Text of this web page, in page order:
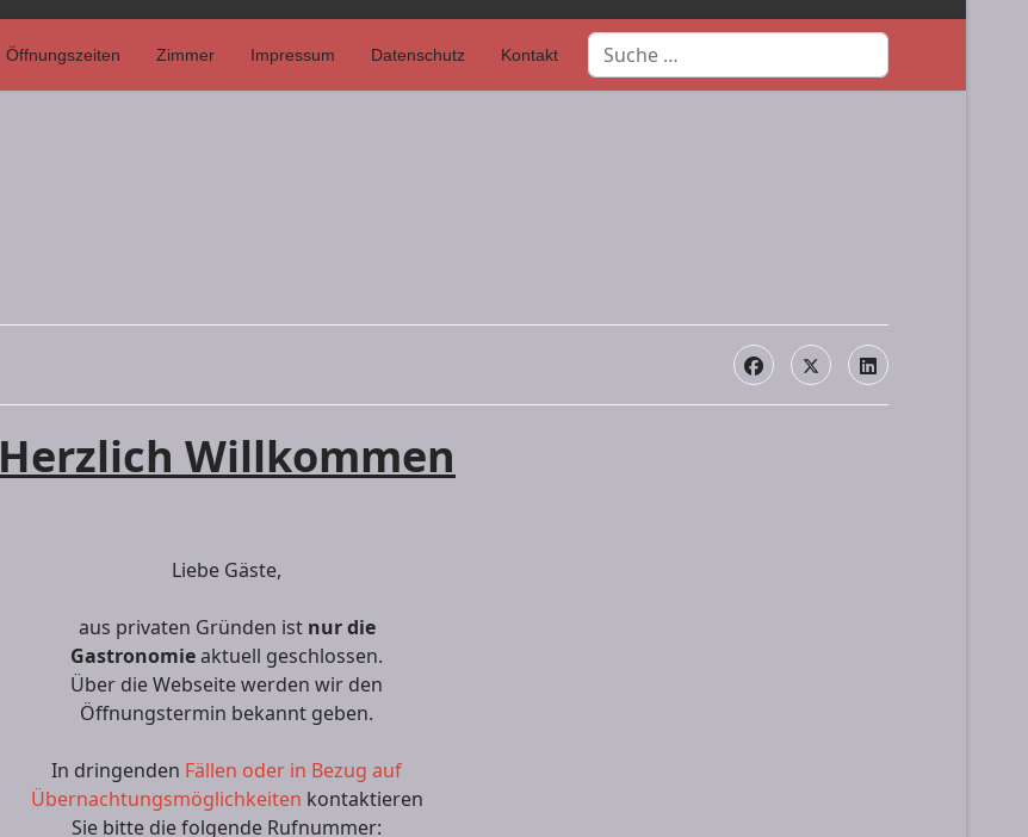
Öffnungszeiten Zimmer Impressum Datenschutz Kontakt Suchen
Herzlich Willkommen
Liebe Gäste,
aus privaten Gründen ist nur die
Gastronomieaktuell geschlossen.
Über die Webseite werden wir den
Öffnungstermin bekannt geben.
In dringenden Fällen oder in Bezug auf
Übernachtungsmöglichkeiten kontaktieren
Sie bitte die folgende Rufnummer: